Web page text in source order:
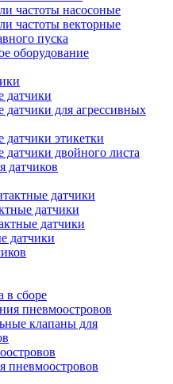
частоты насосоные
частоты векторные
пуска
оборудование
датчики
датчики для агрессивных
датчики этикетки
датчики двойного листа
датчиков
датчики
датчики
датчики
датчики
в сборе
пневмоостровов
клапаны для
пневмоостровов